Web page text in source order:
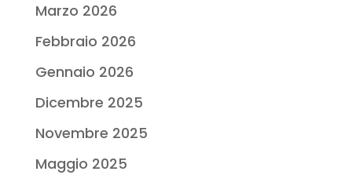
Marzo 2026
Febbraio 2026
Gennaio 2026
Dicembre 2025
Novembre 2025
Maggio 2025